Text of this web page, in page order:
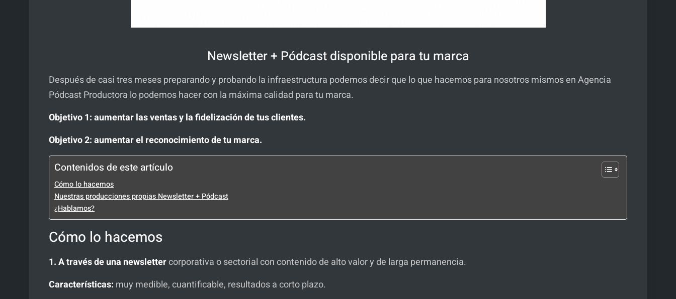
Newsletter + Pódcast disponible para tu marca
Después de casi tres meses preparando y probando la infraestructura podemos decir que lo que hacemos para nosotros mismos en Agencia
Pódcast Productora lo podemos hacer con la máxima calidad para tu marca.
Objetivo 1: aumentar las ventas y la fidelización de tus clientes.
Objetivo 2: aumentar el reconocimiento de tu marca.
Contenidos de este artículo
Cómo lo hacemos
Nuestras producciones propias Newsletter + Pódcast
¿Hablamos?
Cómo lo hacemos
1. A través de una newslettercorporativa o sectorial con contenido de alto valor y de larga permanencia.
Características: muy medible, cuantificable, resultados a corto plazo.